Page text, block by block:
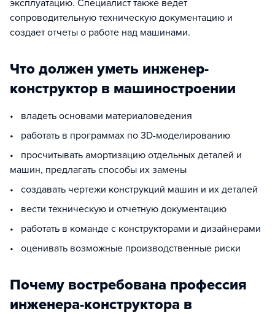
эксплуатацию. Специалист также ведет
сопроводительную техническую документацию и
создает отчеты о работе над машинами.
Что должен уметь инженер-
конструктор в машиностроении
• владеть основами материаловедения
• работать в программах по 3D-моделированию
• просчитывать амортизацию отдельных деталей и
машин, предлагать способы их замены
• создавать чертежи конструкций машин и их деталей
• вести техническую и отчетную документацию
• работать в команде с конструкторами и дизайнерами
• оценивать возможные производственные риски
Почему востребована профессия
инженера-конструктора в